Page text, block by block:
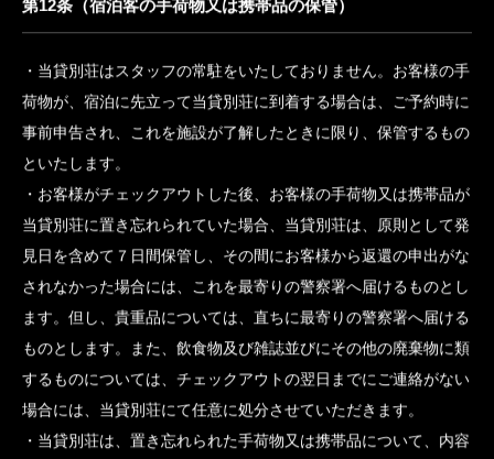
当貸別荘は、宿泊契約及びこれに関する契約の履行に当たり、
を賠償します。ただし、それが当貸別荘の責めに帰すべき事由に
よるものでないときは、この限りではありません。
当貸別荘にお客様が携帯された物品を紛失された場合、当貸別
荘に故意又は重大な過失がない限り責任を負いません。
第12条（宿泊客の手荷物又は携帯品の保管）
当貸別荘はスタッフの常駐をいたしておりません。お客様の手
荷物が、宿泊に先立って当貸別荘に到着する場合は、ご予約時に
事前申告され、これを施設が了解したときに限り、保管するもの
といたします。
お客様がチェックアウトした後、お客様の手荷物又は携帯品が
当貸別荘に置き忘れられていた場合、当貸別荘は、原則として発